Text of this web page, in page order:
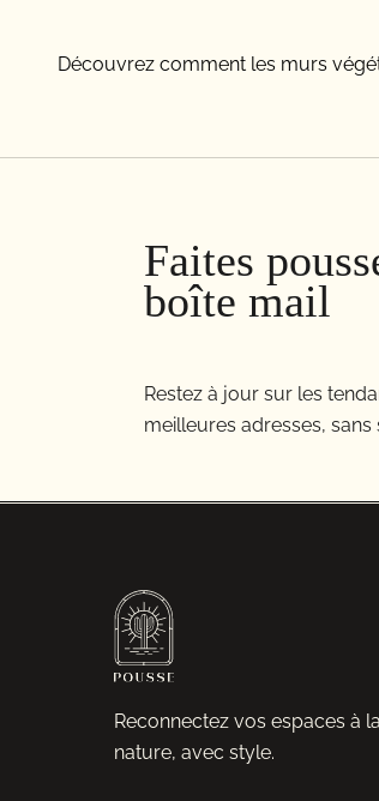
Découvrez comment les murs
Faites
boîte mail
Restez à jour sur les
meilleures adresses,
Reconnectez vos espaces à la
nature, avec style.